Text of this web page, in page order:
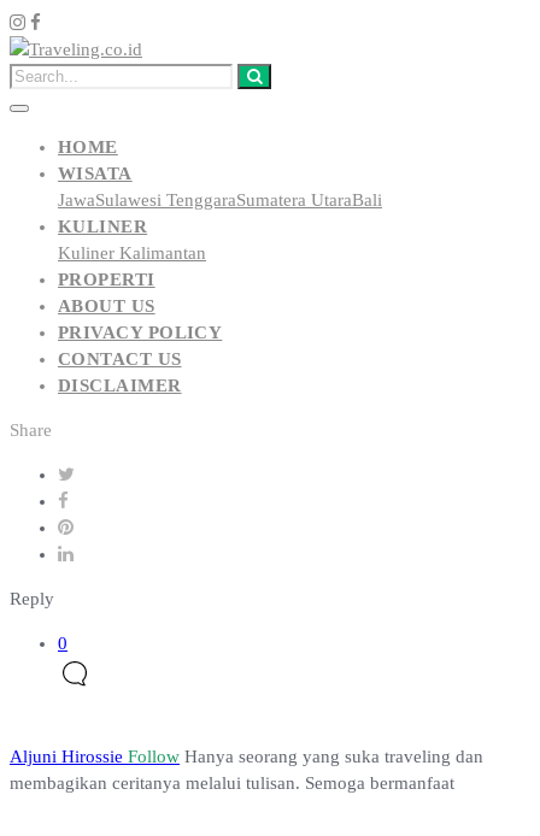
HOME
WISATA
JawaSulawesi TenggaraSumatera UtaraBali
KULINER
Kuliner Kalimantan
PROPERTI
ABOUT US
PRIVACY POLICY
CONTACT US
DISCLAIMER
Share
Reply
0
Aljuni Hirossie Follow Hanya seorang yang suka traveling dan
membagikan ceritanya melalui tulisan. Semoga bermanfaat